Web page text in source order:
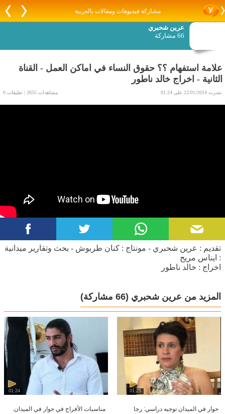
مشاركة فيديوهات ومقالات بالعربية
عرين شحبري
66 مشاركة
علامة استفهام ؟؟ حقوق النساء في اماكن العمل - القناة
الثانية - اخراج خالد ناطور
نشرت 22/01/2014 على 01:24 مشاهدات 2655 | تعليقات 0
تقديم : عرين شحبري - مونتاج : كنان طربوش - بحث وتقارير ميدانية
: ايناس مريح
اخراج : خالد ناطور
المزيد من عرين شحبري (66 مشاركة)
01:25
حوار في الميدان توجيه دراسي: رجا
01:24
مناسبات الأفراح في حوار في الميدان.